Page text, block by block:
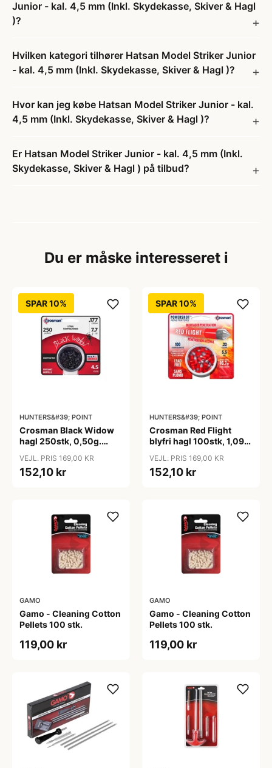
Junior - kal. 4,5 mm (Inkl. Skydekasse, Skiver & Hagl
)?
Hvilken kategori tilhører Hatsan Model Striker Junior
- kal. 4,5 mm (Inkl. Skydekasse, Skiver & Hagl )?
Hvor kan jeg købe Hatsan Model Striker Junior - kal.
4,5 mm (Inkl. Skydekasse, Skiver & Hagl )?
Er Hatsan Model Striker Junior - kal. 4,5 mm (Inkl.
Skydekasse, Skiver & Hagl ) på tilbud?
Du er måske interesseret i
SPAR 10%
HUNTERS&#39; POINT
Crosman Black Widow
hagl 250stk, 0,50g.
VEJL. PRIS 169,00 KR
152,10 kr
SPAR 10%
HUNTERS&#39; POINT
Crosman Red Flight
blyfri hagl 100stk, 1,09g.
VEJL. PRIS 169,00 KR
152,10 kr
GAMO
Gamo - Cleaning Cotton
Pellets 100 stk.
119,00 kr
GAMO
Gamo - Cleaning Cotton
Pellets 100 stk.
119,00 kr